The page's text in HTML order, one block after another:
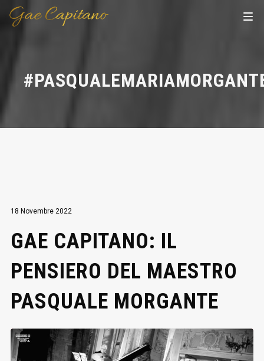
18 Novembre 2022
GAE CAPITANO: IL
PENSIERO DEL MAESTRO
PASQUALE MORGANTE